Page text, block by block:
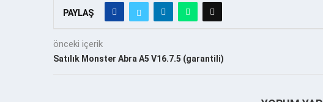
PAYLAŞ
önceki içerik
Satılık Monster Abra A5 V16.7.5 (garantili)